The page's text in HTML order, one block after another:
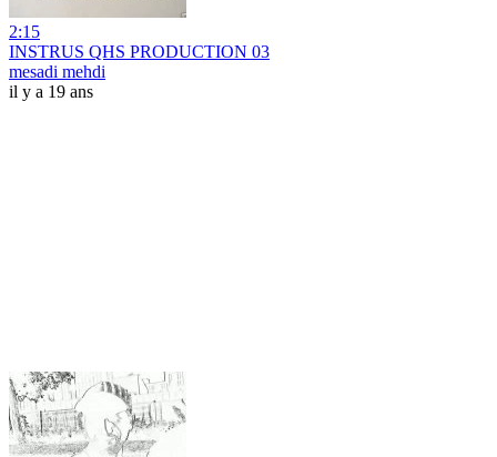
2:15
INSTRUS QHS PRODUCTION 03
mesadi mehdi
il y a 19 ans